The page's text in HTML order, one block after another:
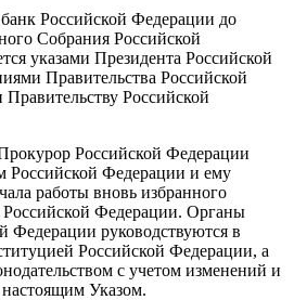
Российской Федерации до
Собрания Российской
указами Президента Российской
Правительства Российской
Российской
Российской Федерации
Российской Федерации и ему
работы вновь избранного
Федерации. Органы
Федерации руководствуются в
Российской Федерации, а
с учетом изменений и
Указом.